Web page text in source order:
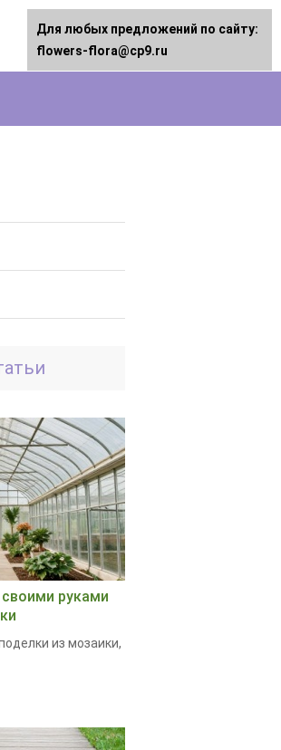
руками
из мозаики,
Для любых предложений по сайту:
flowers-flora@cp9.ru